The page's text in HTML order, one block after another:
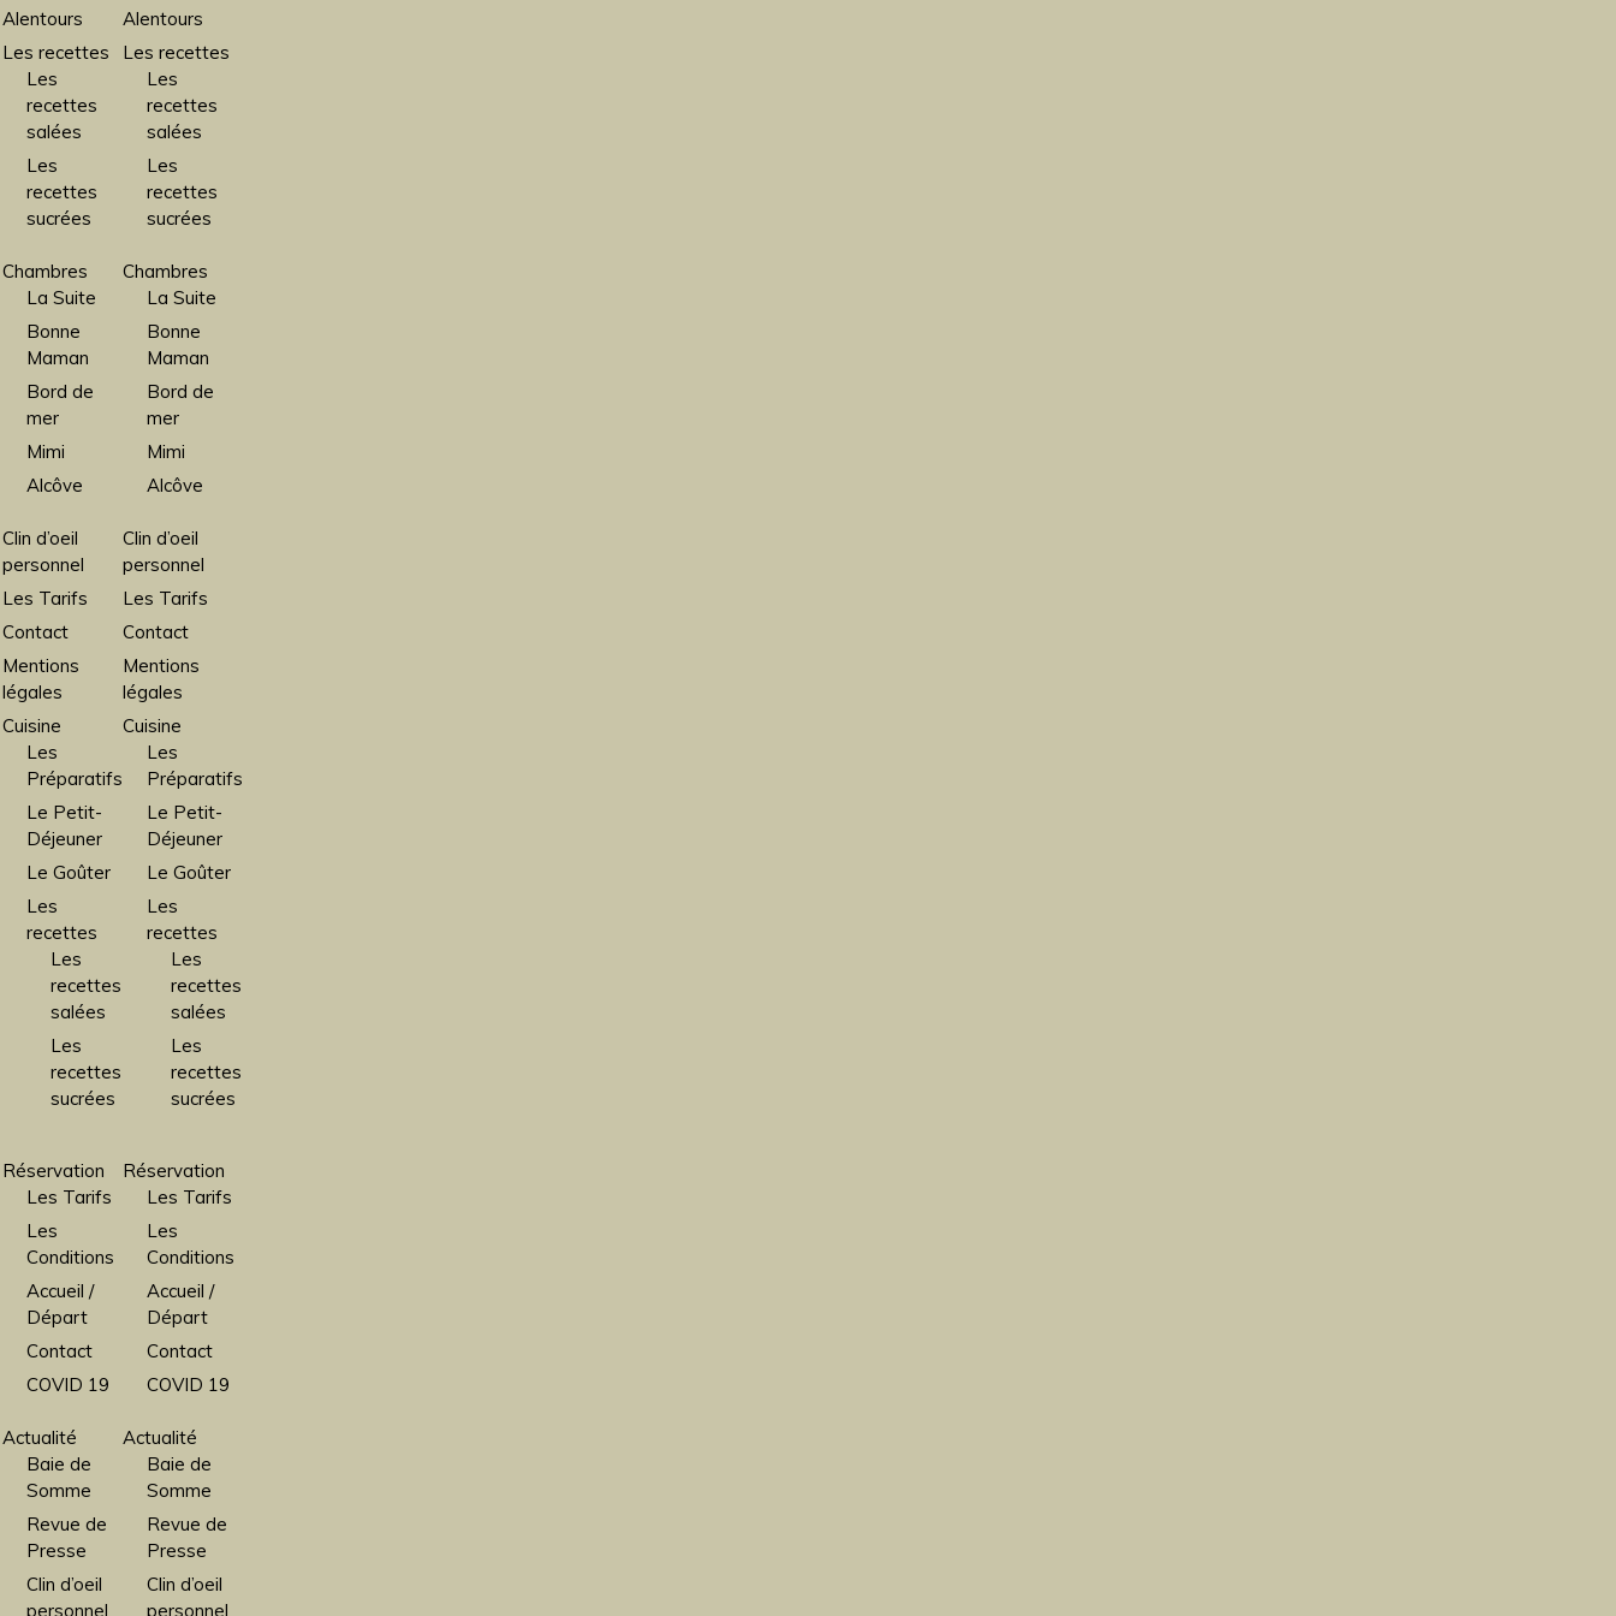
Alentours
Les recettes
Les
recettes
salées
Les
recettes
sucrées
Chambres
La Suite
Bonne
Maman
Bord de
mer
Mimi
Alcôve
Clin d’oeil
personnel
Les Tarifs
Contact
Mentions
légales
Cuisine
Les
Préparatifs
Le Petit-
Déjeuner
Le Goûter
Les
recettes
Les
recettes
salées
Les
recettes
sucrées
Réservation
Les Tarifs
Les
Conditions
Accueil /
Départ
Contact
COVID 19
Actualité
Baie de
Somme
Revue de
Presse
Clin d’oeil
personnel
Alentours
Les recettes
Les
recettes
salées
Les
recettes
sucrées
Chambres
La Suite
Bonne
Maman
Bord de
mer
Mimi
Alcôve
Clin d’oeil
personnel
Les Tarifs
Contact
Mentions
légales
Cuisine
Les
Préparatifs
Le Petit-
Déjeuner
Le Goûter
Les
recettes
Les
recettes
salées
Les
recettes
sucrées
Réservation
Les Tarifs
Les
Conditions
Accueil /
Départ
Contact
COVID 19
Actualité
Baie de
Somme
Revue de
Presse
Clin d’oeil
personnel